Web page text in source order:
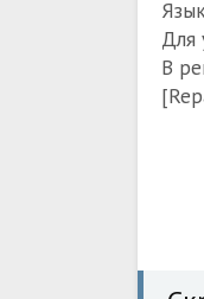
Для
В